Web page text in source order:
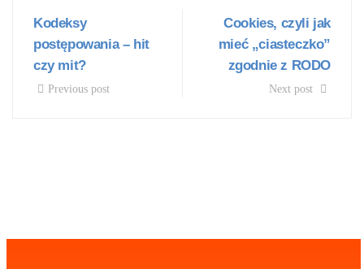
Kodeksy
postępowania – hit
czy mit?
Previous post
Cookies, czyli jak
mieć „ciasteczko”
zgodnie z RODO
Next post